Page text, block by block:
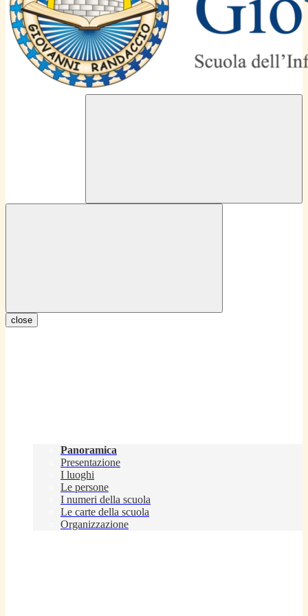
close
Panoramica
Presentazione
I luoghi
Le persone
I numeri della scuola
Le carte della scuola
Organizzazione